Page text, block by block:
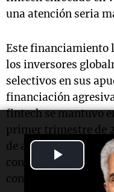
Play
Video
una atención seria
Este financiamiento
los inversores
selectivos en sus
financiación
fintech se mantuvo
primer trimestre de
de acuerdos cayó
con el año anterior,
concentraron capital